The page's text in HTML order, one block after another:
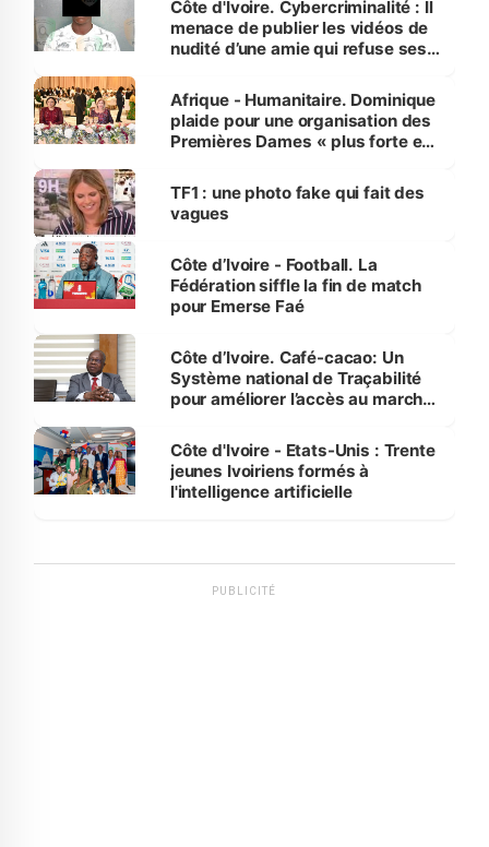
Côte d'Ivoire. Cybercriminalité : Il
menace de publier les vidéos de
nudité d’une amie qui refuse ses
Afrique - Humanitaire. Dominique
plaide pour une organisation des
Premières Dames « plus forte et
sur la scène internationale »
TF1 : une photo fake qui fait des
vagues
Côte d’Ivoire - Football. La
Fédération siffle la fin de match
pour Emerse Faé
Côte d’Ivoire. Café-cacao: Un
Système national de Traçabilité
pour améliorer l’accès au marché
Côte d'Ivoire - Etats-Unis : Trente
jeunes Ivoiriens formés à
l'intelligence artificielle
PUBLICITÉ